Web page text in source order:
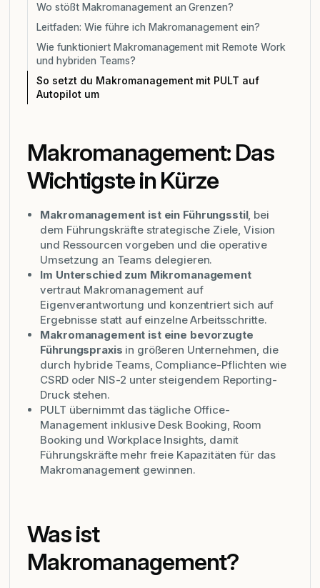
Wo stößt Makromanagement an Grenzen?
Leitfaden: Wie führe ich Makromanagement ein?
Wie funktioniert Makromanagement mit Remote Work
und hybriden Teams?
So setzt du Makromanagement mit PULT auf
Autopilot um
Makromanagement: Das
Wichtigste in Kürze
Makromanagement ist ein Führungsstil, bei
dem Führungskräfte strategische Ziele, Vision
und Ressourcen vorgeben und die operative
Umsetzung an Teams delegieren.
Im Unterschied zum Mikromanagement
vertraut Makromanagement auf
Eigenverantwortung und konzentriert sich auf
Ergebnisse statt auf einzelne Arbeitsschritte.
Makromanagement ist eine bevorzugte
Führungspraxis in größeren Unternehmen, die
durch hybride Teams, Compliance-Pflichten wie
CSRD oder NIS-2 unter steigendem Reporting-
Druck stehen.
PULT übernimmt das tägliche Office-
Management inklusive Desk Booking, Room
Booking und Workplace Insights, damit
Führungskräfte mehr freie Kapazitäten für das
Makromanagement gewinnen.
Was ist
Makromanagement?